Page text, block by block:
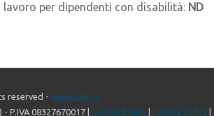
per dipendenti con disabilità: ND
reserved - www.qsei.it
P.IVA 08327670017 | Cookie Policy | Privacy Policy |